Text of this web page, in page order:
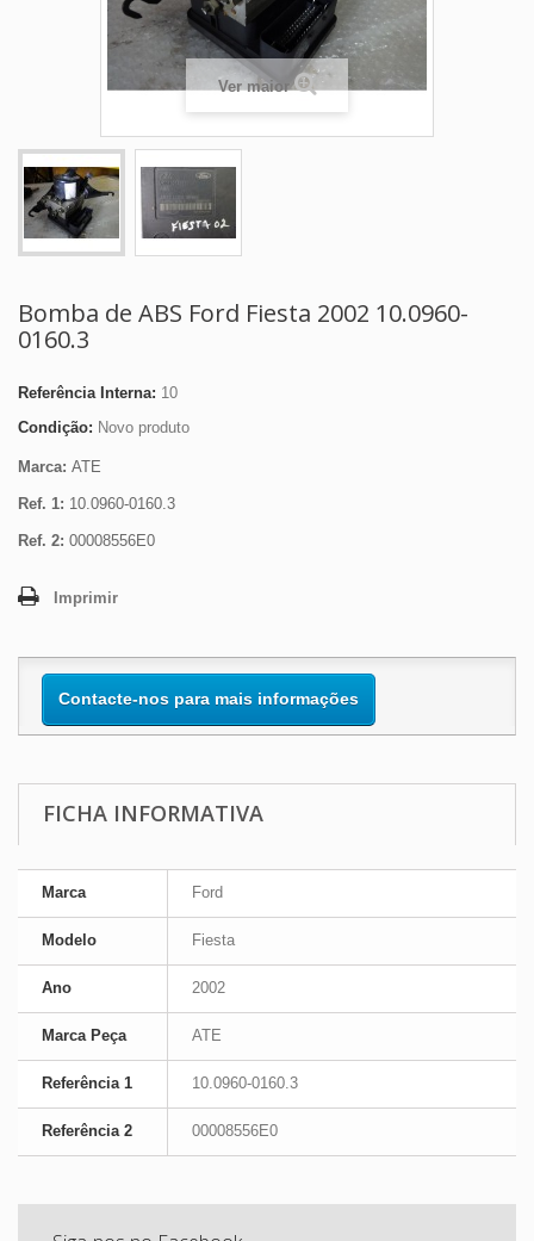
Ver maior
Bomba de ABS Ford Fiesta 2002 10.0960-
0160.3
Referência Interna: 10
Condição: Novo produto
Marca: ATE
Ref. 1: 10.0960-0160.3
Ref. 2: 00008556E0
Imprimir
Contacte-nos para mais informações
FICHA INFORMATIVA
Marca Ford
Modelo Fiesta
Ano 2002
Marca Peça ATE
Referência 1 10.0960-0160.3
Referência 2 00008556E0